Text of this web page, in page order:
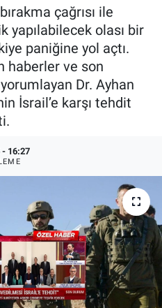
çağrısı ile
yapılabilecek olası bir
paniğine yol açtı.
haberler ve son
Dr. Ayhan
İsrail’e karşı tehdit
- 16:27